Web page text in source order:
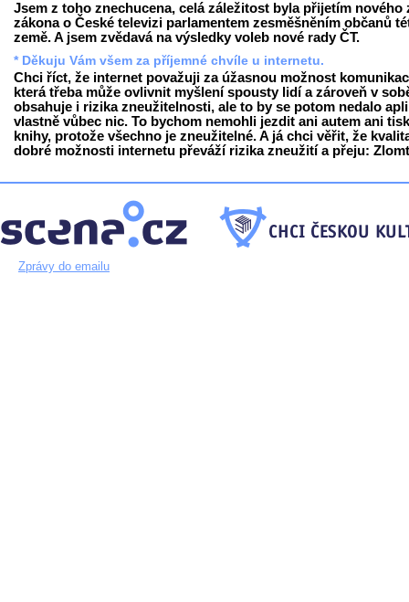
Jsem z toho znechucena, celá záležitost byla přijetím nového
zákona o České televizi parlamentem zesměšněním občanů
země. A jsem zvědavá na výsledky voleb nové rady ČT.
* Děkuju Vám všem za příjemné chvíle u internetu.
Chci říct, že internet považuji za úžasnou možnost
která třeba může ovlivnit myšlení spousty lidí a zároveň v
obsahuje i rizika zneužitelnosti, ale to by se potom nedalo
vlastně vůbec nic. To bychom nemohli jezdit ani autem ani
knihy, protože všechno je zneužitelné. A já chci věřit, že
dobré možnosti internetu převáží rizika zneužití a přeju:
Zprávy do emailu